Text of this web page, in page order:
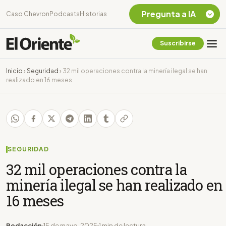
Caso Chevron Podcasts Historias
Suscribirse
Inicio › Seguridad › 32 mil operaciones contra la minería ilegal se han
realizado en 16 meses
SEGURIDAD
32 mil operaciones contra la
minería ilegal se han realizado en
16 meses
Pregunta a IA
Chevron Ecuador